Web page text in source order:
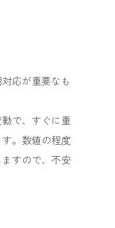
応が重要なも
で、すぐに重
。数値の程度
すので、不安